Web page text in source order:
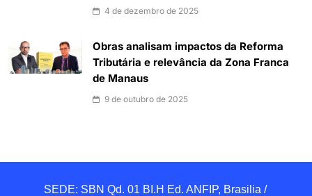
4 de dezembro de 2025
Obras analisam impactos da Reforma
Tributária e relevância da Zona Franca
de Manaus
9 de outubro de 2025
SEDE: SBN Qd. 01 BI.H Ed. ANFIP, Brasilia /